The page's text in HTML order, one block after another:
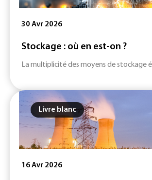
30 Avr 2026
Stockage : où en est-on ?
La multiplicité des moyens de stockage
Livre blanc
16 Avr 2026